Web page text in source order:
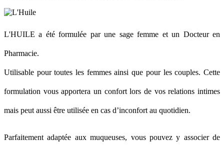
L'HUILE a été formulée par une sage femme et un Docteur en
Pharmacie.
Utilisable pour toutes les femmes ainsi que pour les couples. Cette
formulation vous apportera un confort lors de vos relations intimes
mais peut aussi être utilisée en cas d’inconfort au quotidien.
Parfaitement adaptée aux muqueuses, vous pouvez y associer de